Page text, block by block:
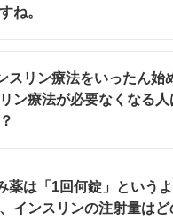
ね。
リン療法をいったん始
ン療法が必要なくなる
は「1回何錠」という
インスリンの注射量はど